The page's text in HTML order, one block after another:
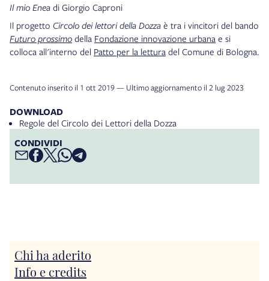
Il mio Enea di Giorgio Caproni
Il progetto Circolo dei lettori della Dozza è tra i vincitori del bando
Futuro prossimo della Fondazione innovazione urbana e si
colloca all'interno del Patto per la lettura del Comune di Bologna.
DOWNLOAD
Regole del Circolo dei Lettori della Dozza
CONDIVIDI
Contenuto inserito il 1 ott 2019 — Ultimo aggiornamento il 2 lug 2023
Chi ha aderito
Info e credits